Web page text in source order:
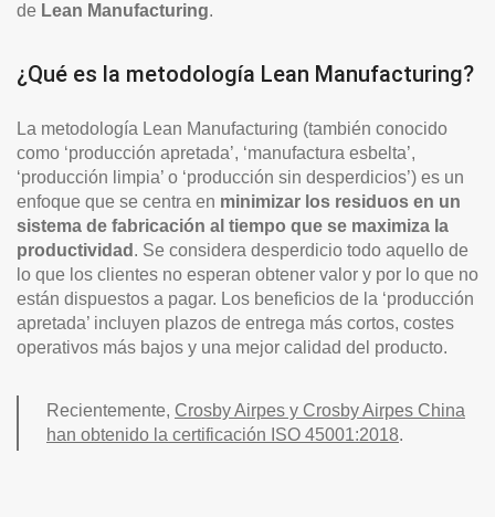
de Lean Manufacturing.
¿Qué es la metodología Lean Manufacturing?
La metodología Lean Manufacturing (también conocido
como ‘producción apretada’, ‘manufactura esbelta’,
‘producción limpia’ o ‘producción sin desperdicios’)​ es un
enfoque que se centra en minimizar los residuos en un
sistema de fabricación al tiempo que se maximiza la
productividad . Se considera desperdicio todo aquello de
lo que los clientes no esperan obtener valor y por lo que no
están dispuestos a pagar. Los beneficios de la ‘producción
apretada’ incluyen plazos de entrega más cortos, costes
operativos más bajos y una mejor calidad del producto.
Recientemente, Crosby Airpes y Crosby Airpes China
han obtenido la certificación ISO 45001:2018.